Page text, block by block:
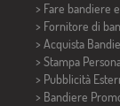
> Fare bandiere e
> Fornitore di
> Acquista
> Stampa
> Pubblicità
> Bandiere